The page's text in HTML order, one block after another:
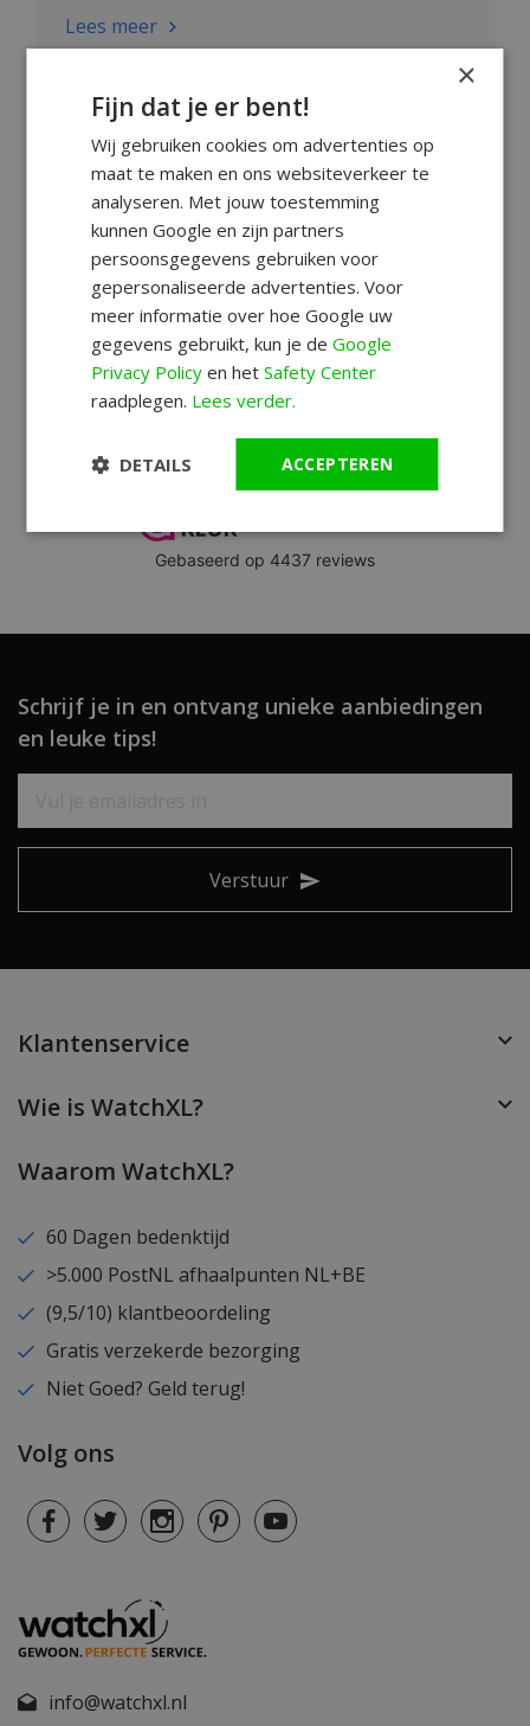
Lees meer
Schrijf je in en ontvang unieke aanbiedingen
en leuke tips!
Verstuur
Klantenservice
Wie is WatchXL?
Waarom WatchXL?
60 Dagen bedenktijd
>5.000 PostNL afhaalpunten NL+BE
(9,5/10) klantbeoordeling
Gratis verzekerde bezorging
Niet Goed? Geld terug!
Volg ons
info@watchxl.nl
×
Fijn dat je er bent!
Wij gebruiken cookies om advertenties op
maat te maken en ons websiteverkeer te
analyseren. Met jouw toestemming
kunnen Google en zijn partners
persoonsgegevens gebruiken voor
gepersonaliseerde advertenties. Voor
meer informatie over hoe Google uw
gegevens gebruikt, kun je deGoogle
Privacy Policy en hetSafety Center
raadplegen. Lees verder.
ACCEPTEREN
DETAILS